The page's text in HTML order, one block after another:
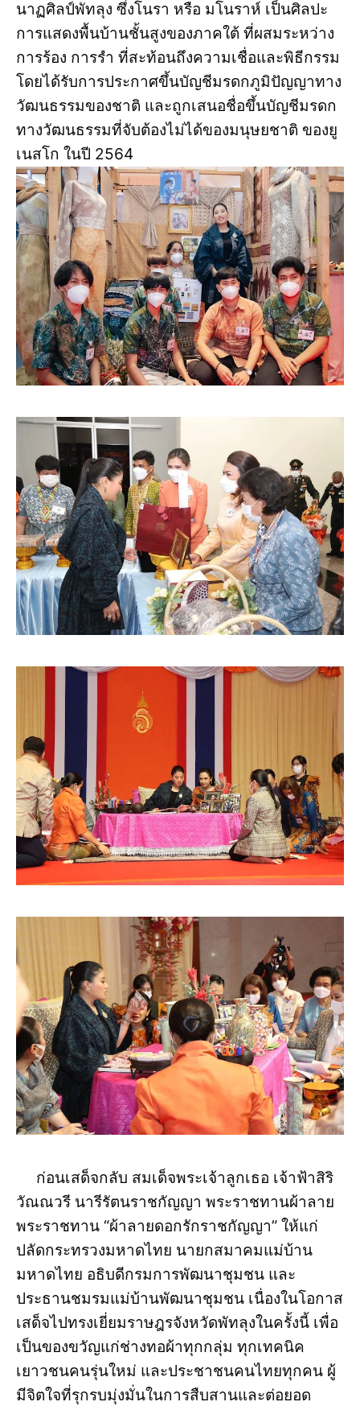
นาฏศิลป์พัทลุง ซึ่งโนรา หรือ มโนราห์ เป็นศิลปะ
การแสดงพื้นบ้านชั้นสูงของภาคใต้ ที่ผสมระหว่าง
การร้อง การรำ ที่สะท้อนถึงความเชื่อและพิธีกรรม
โดยได้รับการประกาศขึ้นบัญชีมรดกภูมิปัญญาทาง
วัฒนธรรมของชาติ และถูกเสนอชื่อขึ้นบัญชีมรดก
ทางวัฒนธรรมที่จับต้องไม่ได้ของมนุษยชาติ ของยู
เนสโก ในปี 2564
ก่อนเสด็จกลับ สมเด็จพระเจ้าลูกเธอ เจ้าฟ้าสิริ
วัณณวรี นารีรัตนราชกัญญา พระราชทานผ้าลาย
พระราชทาน “ผ้าลายดอกรักราชกัญญา” ให้แก่
ปลัดกระทรวงมหาดไทย นายกสมาคมแม่บ้าน
มหาดไทย อธิบดีกรมการพัฒนาชุมชน และ
ประธานชมรมแม่บ้านพัฒนาชุมชน เนื่องในโอกาส
เสด็จไปทรงเยี่ยมราษฎรจังหวัดพัทลุงในครั้งนี้ เพื่อ
เป็นของขวัญแก่ช่างทอผ้าทุกกลุ่ม ทุกเทคนิค
เยาวชนคนรุ่นใหม่ และประชาชนคนไทยทุกคน ผู้
มีจิตใจที่รุกรบมุ่งมั่นในการสืบสานและต่อยอด